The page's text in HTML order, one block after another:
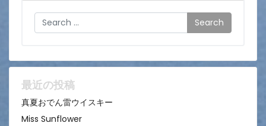
ョ
ン
Search
最近の投稿
真夏おでん雷ウイスキー
Miss Sunflower